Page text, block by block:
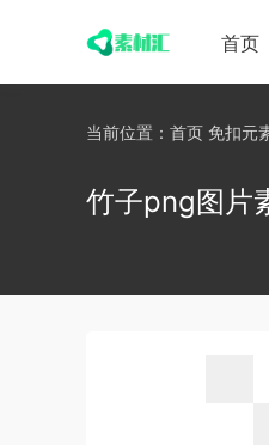
首页
当前位置： 首页 免扣元
竹子png图片